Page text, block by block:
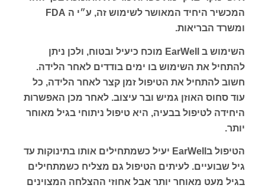
המכשיר היחיד המאושר לשימוש זה, ע״י ה FDA
ומשרד הבריאות.
השימוש ב EarWell מוכח כיעיל ובטוח, ולכן ניתן
להתחיל את השימוש בו ימים בודדים לאחר הלידה.
חשוב להתחיל את הטיפול זמן קצר לאחר הלידה, כל
עוד סחוס האוזן גמיש ובר עיצוב. לאחר מכן האפשרות
היחידה לטיפול בבעיה, היא טיפול ניתוחי בגיל מאוחר
יותר.
הטיפול בEarWell יעיל כשמתחילים אותו בתינוקות עד
גיל שבועיים. לעיתים הטיפול גם מצליח כשמתחילים
בגיל מעט מאוחר יותר אבל אחוזי ההצלחה המצוינים